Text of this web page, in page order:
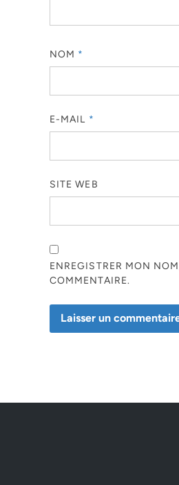
NOM *
E-MAIL *
SITE WEB
ENREGISTRER MON
COMMENTAIRE.